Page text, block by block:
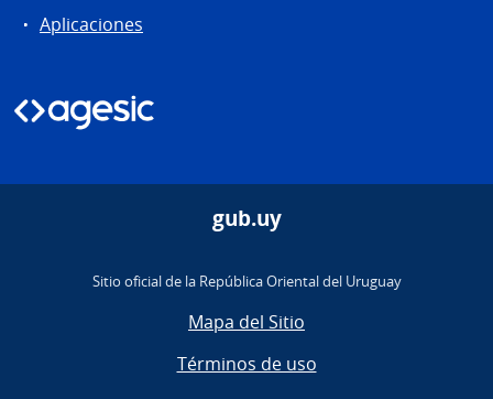
Aplicaciones
gub.uy
Sitio oficial de la República Oriental del Uruguay
Mapa del Sitio
Términos de uso